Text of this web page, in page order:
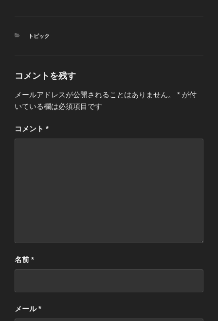
カ
ー
トピック
コメントを残す
メールアドレスが公開されることはありません。 * が付
いている欄は必須項目です
コメント *
名前 *
メール*